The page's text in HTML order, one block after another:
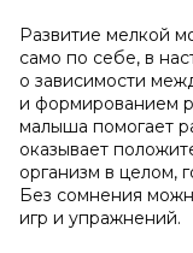
Развитие мелкой
само по себе, в
о зависимости
и формированием
малыша помогает
оказывает
организм в целом,
Без сомнения
игр и упражнений.